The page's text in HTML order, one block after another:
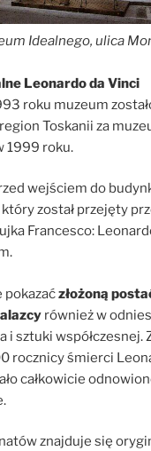
Idealnego, ulica
Leonardo da Vinci
roku muzeum
Toskanii za
1999 roku.
wejściem do
który został przejęty
Francesco:
pokazaćzłożoną
również w
i sztuki współczesnej.
rocznicy śmierci
całkowicie
znajduje się